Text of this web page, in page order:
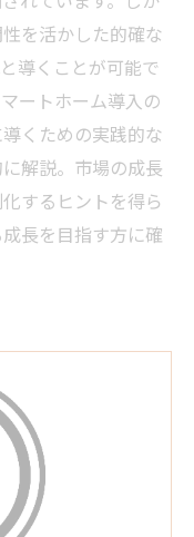
を活かした的確な
導くことが可能で
ートホーム導入の
くための実践的な
解説。市場の成長
するヒントを得ら
長を目指す方に確